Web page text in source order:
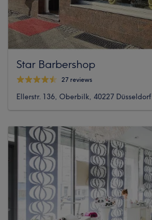
Star Barbershop
27 reviews
Ellerstr. 136, Oberbilk, 40227 Düsseldorf